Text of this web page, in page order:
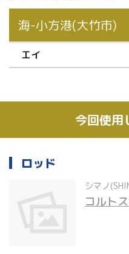
海-小方港(大竹市)
エイ
今回使用
ロッド
シマノ
コルト